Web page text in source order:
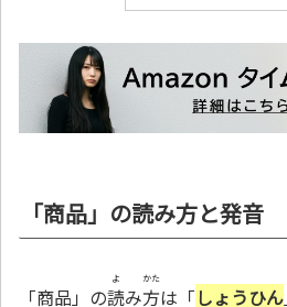
「商品」の読み方と発音
「商品」の読
よ
み方
かた
は「しょうひん